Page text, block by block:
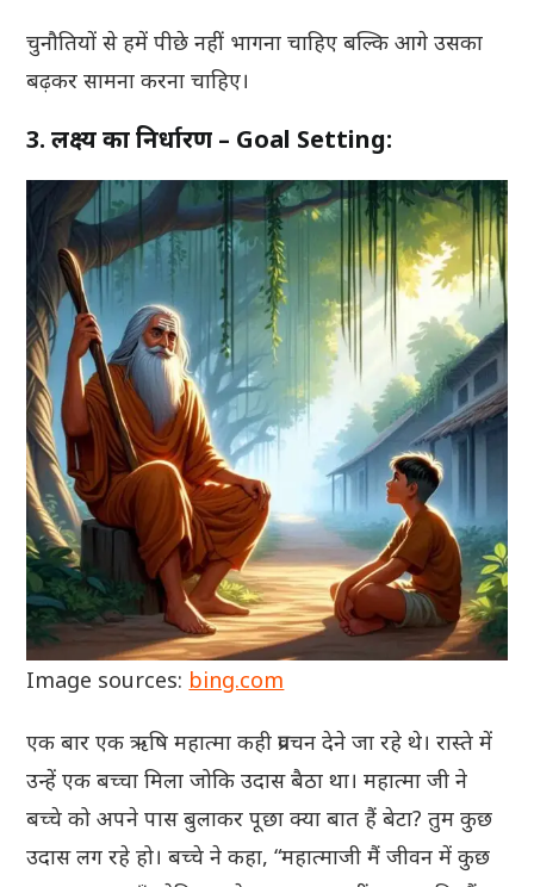
चुनौतियों से हमें पीछे नहीं भागना चाहिए बल्कि आगे उसका
बढ़कर सामना करना चाहिए।
3. लक्ष्य का निर्धारण – Goal Setting:
Image sources: bing.com
एक बार एक ऋषि महात्मा कही प्रवचन देने जा रहे थे। रास्ते में
उन्हें एक बच्चा मिला जोकि उदास बैठा था। महात्मा जी ने
बच्चे को अपने पास बुलाकर पूछा क्या बात हैं बेटा? तुम कुछ
उदास लग रहे हो। बच्चे ने कहा, “महात्माजी मैं जीवन में कुछ